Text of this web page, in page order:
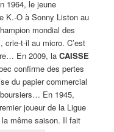
1964, le jeune
K.-O à Sonny Liston au
mondial des
crie-t-il au micro. C’est
En 2009, la CAISSE
confirme des pertes
du papier commercial
En 1945,
joueur de la Ligue
même saison. Il fait